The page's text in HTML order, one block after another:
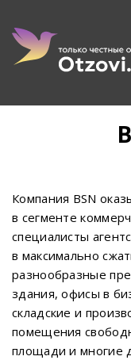
Компания BSN
в сегменте
специалисты
в максимально
разнообразные
здания, офисы в
складские и
помещения
площади и многие